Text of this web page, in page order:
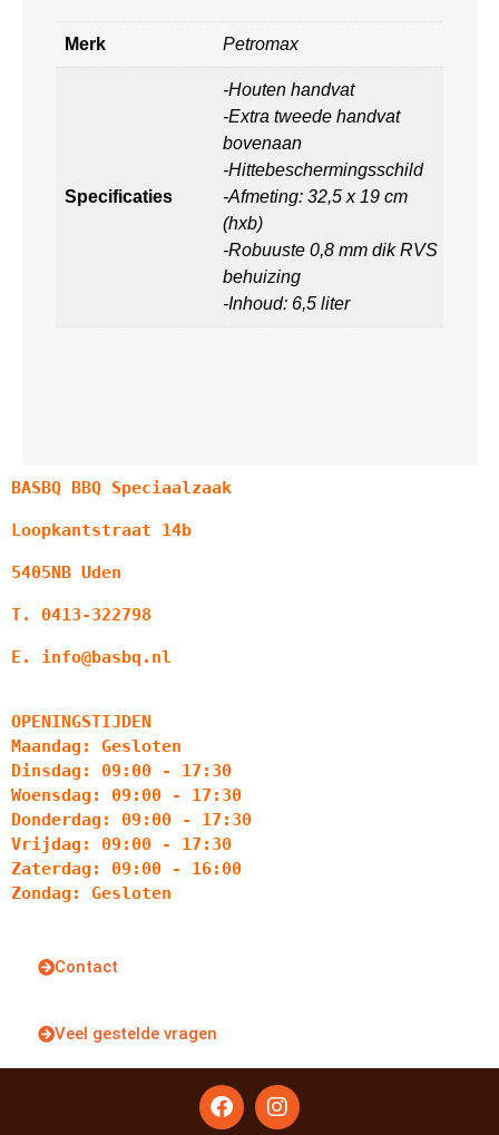
Merk Petromax
Specificaties
-Houten handvat
-Extra tweede handvat
bovenaan
-Hittebeschermingsschild
-Afmeting: 32,5 x 19 cm
(hxb)
-Robuuste 0,8 mm dik RVS
behuizing
-Inhoud: 6,5 liter
BASBQ BBQ Speciaalzaak
Loopkantstraat 14b
5405NB Uden
T. 0413-322798
E. info@basbq.nl
OPENINGSTIJDEN
Maandag: Gesloten
Dinsdag: 09:00 - 17:30
Woensdag: 09:00 - 17:30
Donderdag: 09:00 - 17:30
Vrijdag: 09:00 - 17:30
Zaterdag: 09:00 - 16:00
Zondag: Gesloten
Contact
Veel gestelde vragen